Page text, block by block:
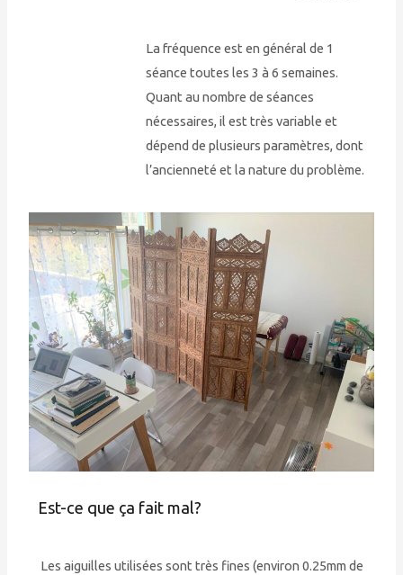
La fréquence est en général de 1
séance toutes les 3 à 6 semaines.
Quant au nombre de séances
nécessaires, il est très variable et
dépend de plusieurs paramètres, dont
l’ancienneté et la nature du problème.
Est-ce que ça fait mal?
Les aiguilles utilisées sont très fines (environ 0.25mm de